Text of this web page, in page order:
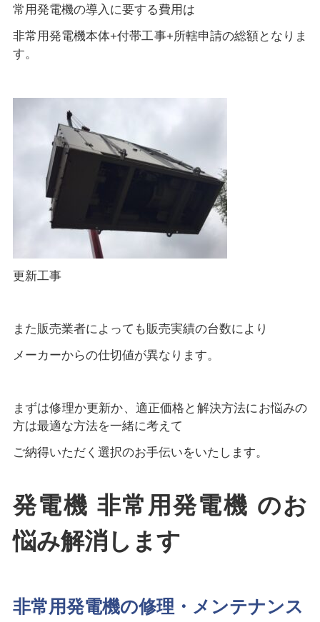
常用発電機の導入に要する費用は
非常用発電機本体+付帯工事+所轄申請の総額となりま
す。
更新工事
また販売業者によっても販売実績の台数により
メーカーからの仕切値が異なります。
まずは修理か更新か、適正価格と解決方法にお悩みの
方は最適な方法を一緒に考えて
ご納得いただく選択のお手伝いをいたします。
発電機 非常用発電機 のお
悩み解消します
非常用発電機の修理・メンテナンス